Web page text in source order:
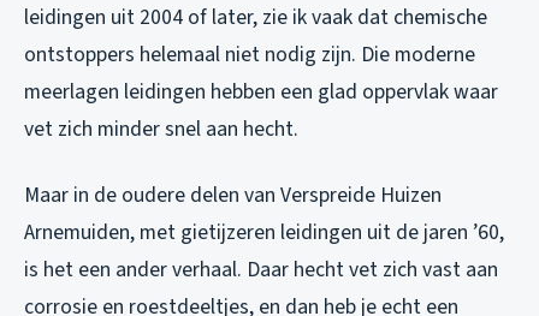
leidingen uit 2004 of later, zie ik vaak dat chemische
ontstoppers helemaal niet nodig zijn. Die moderne
meerlagen leidingen hebben een glad oppervlak waar
vet zich minder snel aan hecht.
Maar in de oudere delen van Verspreide Huizen
Arnemuiden, met gietijzeren leidingen uit de jaren ’60,
is het een ander verhaal. Daar hecht vet zich vast aan
corrosie en roestdeeltjes, en dan heb je echt een